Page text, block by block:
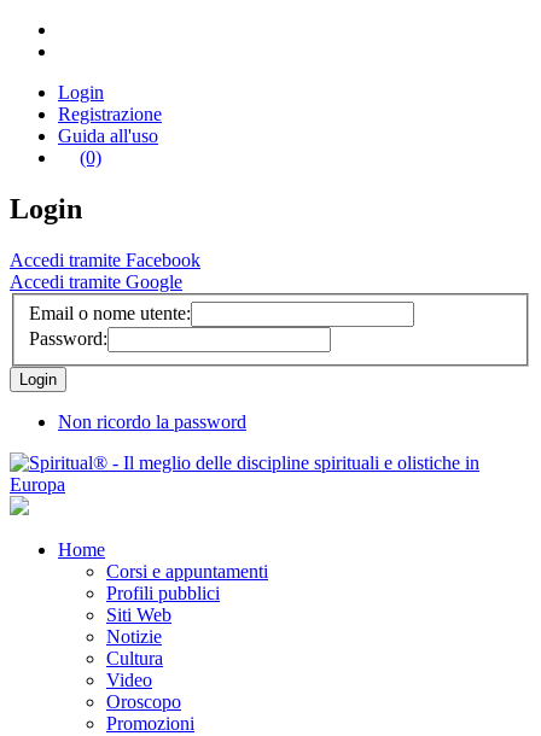
Login
Registrazione
Guida all'uso
(0)
Login
Accedi tramite Facebook
Accedi tramite Google
Email o nome utente:
Password:
Non ricordo la password
Home
Corsi e appuntamenti
Profili pubblici
Siti Web
Notizie
Cultura
Video
Oroscopo
Promozioni